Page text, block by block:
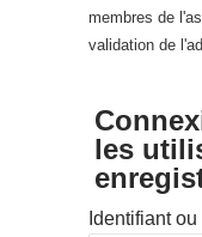
membres de
validation de
les
Identifiant ou